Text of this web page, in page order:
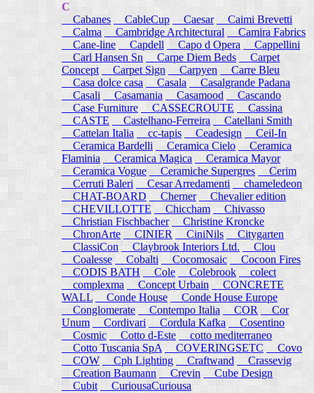
C
Cabanes
CableCup Caesar
Caimi Brevetti
Calma
Cambridge Architectural
Camira Fabrics
Cane-line
Capdell Capo d Opera
Cappellini
Carl Hansen Sn
Carpe Diem Beds
Carpet
Concept
Carpet Sign Carpyen
Carre Bleu
Casa dolce casa
Casala
Casalgrande Padana
Casali
Casamania Casamood
Cascando
Case Furniture
CASSECROUTE
Cassina
CASTE
Castelhano-Ferreira
Catellani Smith
Cattelan Italia
cc-tapis Ceadesign
Ceil-In
Ceramica Bardelli
Ceramica Cielo
Ceramica
Flaminia
Ceramica Magica
Ceramica Mayor
Ceramica Vogue
Ceramiche Supergres Cerim
Cerruti Baleri
Cesar Arredamenti
chameledeon
CHAT-BOARD
Cherner
Chevalier edition
CHEVILLOTTE
Chiccham
Chivasso
Christian Fischbacher
Christine Kroncke
ChronArte
CINIER CiniNils
Citygarten
ClassiCon
Claybrook Interiors Ltd.
Clou
Coalesse
Cobalti Cocomosaic
Cocoon Fires
CODIS BATH
Cole Colebrook
colect
complexma
Concept Urbain
CONCRETE
WALL
Conde House
Conde House Europe
Conglomerate
Contempo Italia COR
Cor
Unum
Cordivari Cordula Kafka
Cosentino
Cosmic
Cotto d-Este
cotto mediterraneo
Cotto Tuscania SpA
COVERINGSETC
Covo
COW
Cph Lighting Craftwand
Crassevig
Creation Baumann
Crevin
Cube Design
Cubit
CuriousaCuriousa